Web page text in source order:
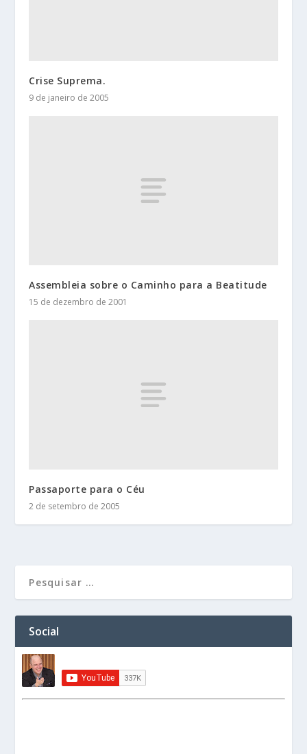
Crise Suprema.
9 de janeiro de 2005
Assembleia sobre o Caminho para a Beatitude
15 de dezembro de 2001
Passaporte para o Céu
2 de setembro de 2005
Social